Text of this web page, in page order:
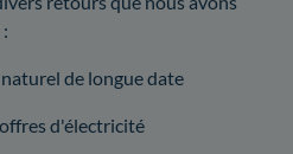
de longue date
d'électricité